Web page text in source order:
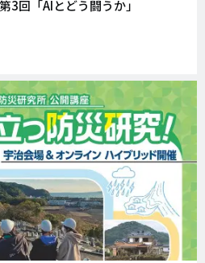
3回「AIとどう闘うか」